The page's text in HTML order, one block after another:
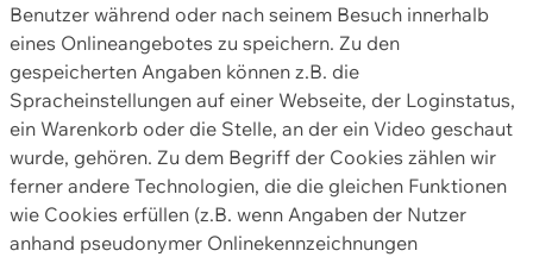
Benutzer während oder nach seinem Besuch innerhalb
eines Onlineangebotes zu speichern. Zu den
gespeicherten Angaben können z.B. die
Spracheinstellungen auf einer Webseite, der Loginstatus,
ein Warenkorb oder die Stelle, an der ein Video geschaut
wurde, gehören. Zu dem Begriff der Cookies zählen wir
ferner andere Technologien, die die gleichen Funktionen
wie Cookies erfüllen (z.B. wenn Angaben der Nutzer
anhand pseudonymer Onlinekennzeichnungen